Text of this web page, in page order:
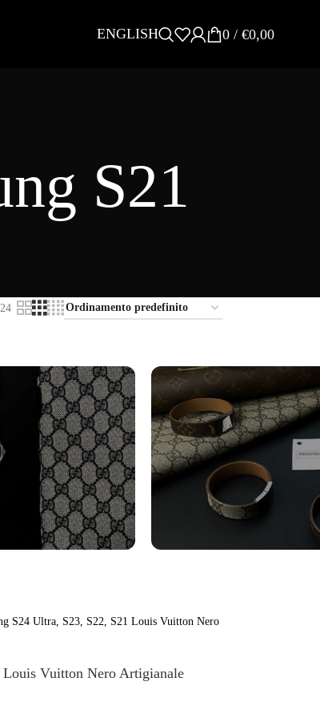
ENGLISH 0 / €0,00
S21
24
Vedi altro
Louis Vuitton Nero Artigianale